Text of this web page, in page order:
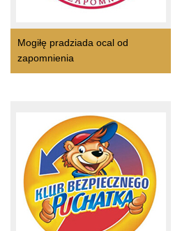
Mogiłę pradziada ocal od
zapomnienia